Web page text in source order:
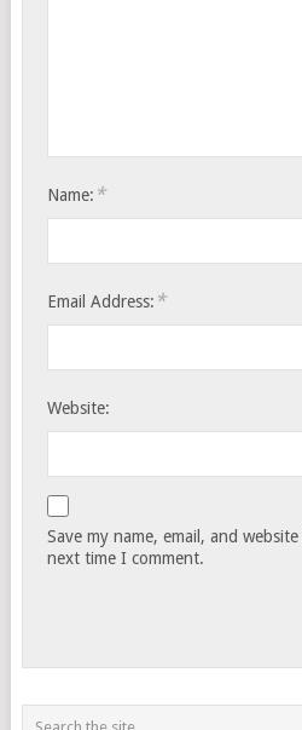
Name: *
Email Address: *
Website:
Save my name, email, and
next time I comment.